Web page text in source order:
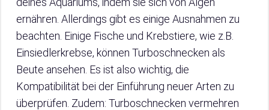
ernähren. Allerdings gibt es einige Ausnahmen zu
beachten. Einige Fische und Krebstiere, wie z.B.
Einsiedlerkrebse, können Turboschnecken als
Beute ansehen. Es ist also wichtig, die
Kompatibilität bei der Einführung neuer Arten zu
überprüfen. Zudem: Turboschnecken vermehren